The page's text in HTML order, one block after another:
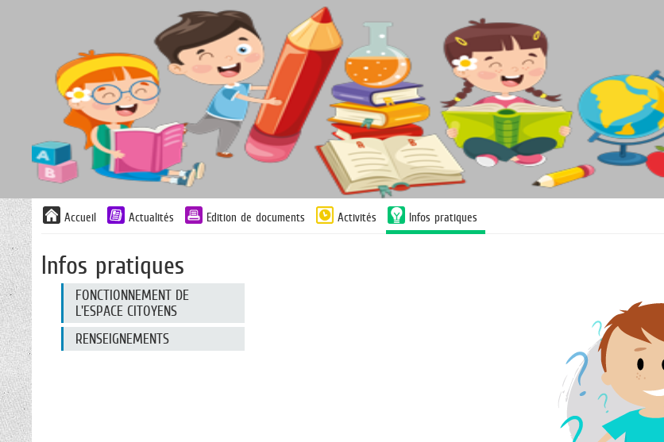
Liste
des
Accueil Actualités Edition de documents Activités Infos pratiques
Infos pratiques
catégories
d'information
FONCTIONNEMENT DE
L'ESPACE CITOYENS
RENSEIGNEMENTS